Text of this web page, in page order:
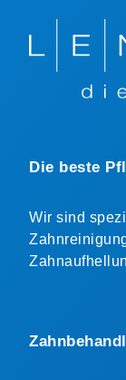
Die beste
Wir sind